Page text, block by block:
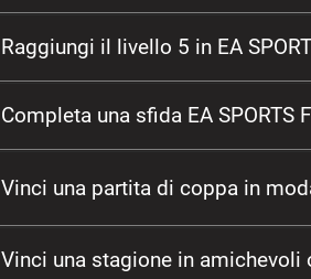
Raggiungi il livello 5 in EA
Completa una sfida EA
Vinci una partita di coppa in
Vinci una stagione in amichevoli